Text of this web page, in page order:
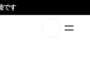
です
満足度の高い効果
ーチ